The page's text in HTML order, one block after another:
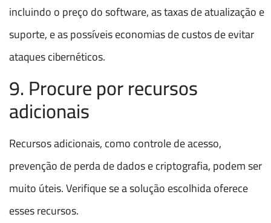
incluindo o preço do software, as taxas de atualização e
suporte, e as possíveis economias de custos de evitar
ataques cibernéticos.
9. Procure por recursos
adicionais
Recursos adicionais, como controle de acesso,
prevenção de perda de dados e criptografia, podem ser
muito úteis. Verifique se a solução escolhida oferece
esses recursos.